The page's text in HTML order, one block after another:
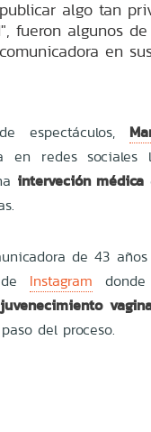
algo tan
fueron algunos
en
espectáculos,
en redes sociales
interveción médica
de 43
Instagram
del proceso.